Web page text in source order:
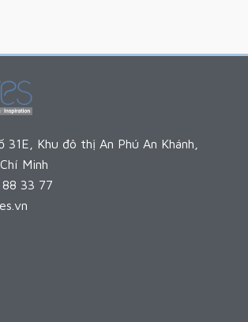
31E, Khu đô thị An Phú An Khánh,
Minh
33 77